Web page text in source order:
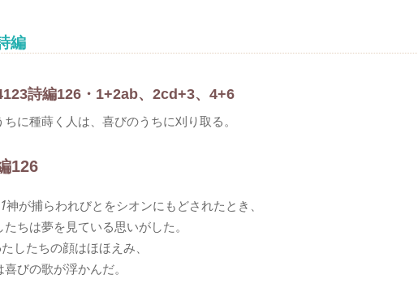
編
123詩編126・1+2ab、2cd+3、4+6
ちに種蒔く人は、喜びのうちに刈り取る。
126
神が捕らわれびとをシオンにもどされたとき、
たちは夢を見ている思いがした。
したちの顔はほほえみ、
喜びの歌が浮かんだ。